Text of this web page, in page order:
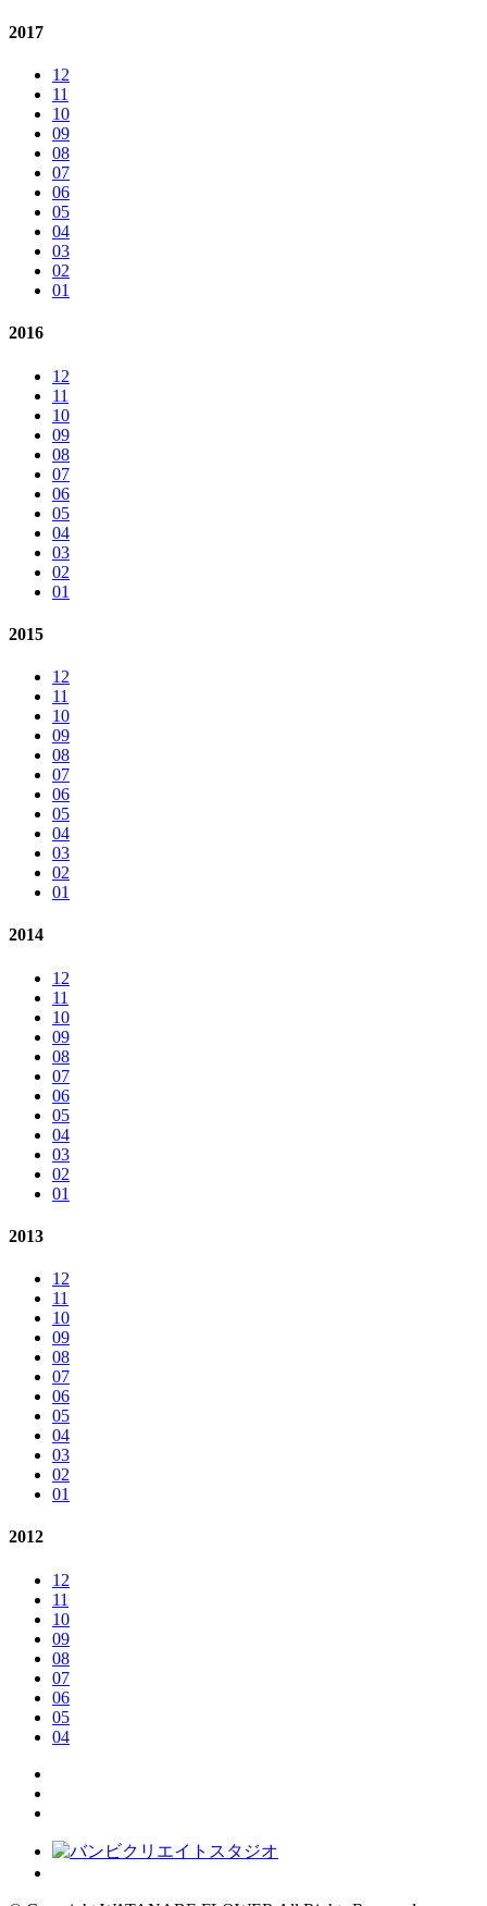
2017
12
11
10
09
08
07
06
05
04
03
02
01
2016
12
11
10
09
08
07
06
05
04
03
02
01
2015
12
11
10
09
08
07
06
05
04
03
02
01
2014
12
11
10
09
08
07
06
05
04
03
02
01
2013
12
11
10
09
08
07
06
05
04
03
02
01
2012
12
11
10
09
08
07
06
05
04